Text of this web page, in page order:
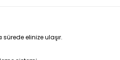
sürede elinize ulaşır.